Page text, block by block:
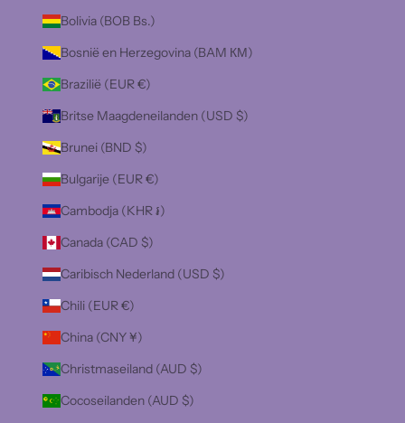
Bolivia (BOB Bs.)
Bosnië en Herzegovina (BAM КМ)
Brazilië (EUR €)
Britse Maagdeneilanden (USD $)
Brunei (BND $)
Bulgarije (EUR €)
Cambodja (KHR ៛)
Canada (CAD $)
Caribisch Nederland (USD $)
Chili (EUR €)
China (CNY ¥)
Christmaseiland (AUD $)
Cocoseilanden (AUD $)